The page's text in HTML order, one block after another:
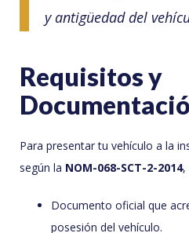
y antigüedad del
Requisitos y
Para presentar tu vehículo a la
según la NOM-068-SCT-2-2014,
Documento oficial que
posesión del vehículo.